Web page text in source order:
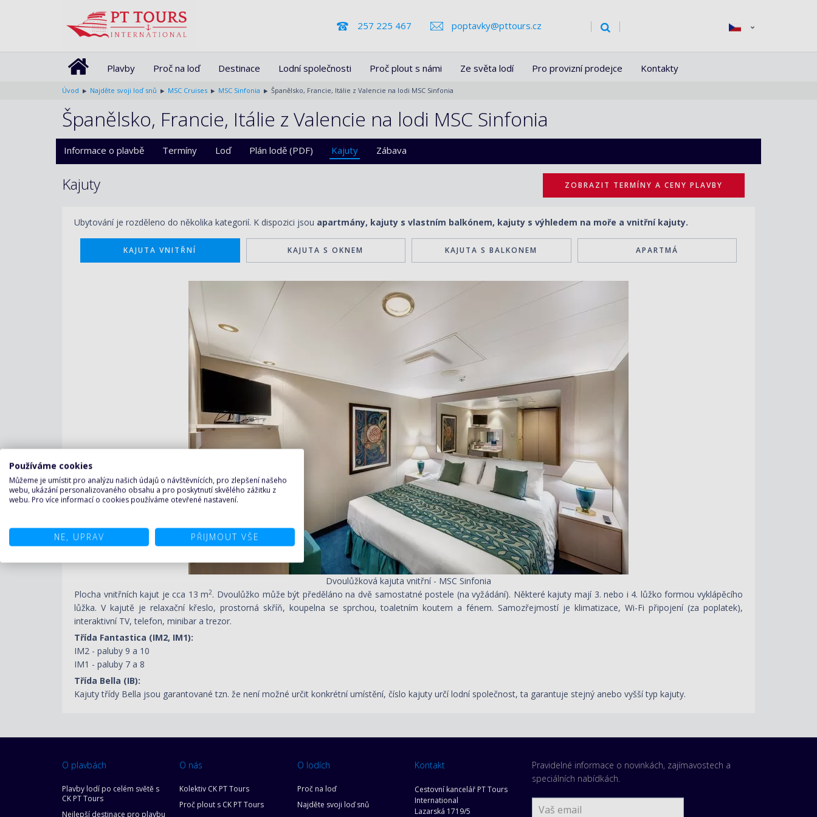
257 225 467 poptavky@pttours.cz
Plavby Proč na loď Destinace Lodní společnosti Proč plout s námi Ze světa lodí Pro provizní prodejce Kontakty
Úvod Najděte svoji loď snů MSC Cruises MSC Sinfonia Španělsko, Francie, Itálie z Valencie na lodi MSC Sinfonia
Španělsko, Francie, Itálie z Valencie na lodi MSC Sinfonia
Informace o plavbě Termíny Loď Plán lodě (PDF) Kajuty Zábava
Kajuty ZOBRAZIT TERMÍNY A CENY PLAVBY
Ubytování je rozděleno do několika kategorií. K dispozici jsou apartmány, kajuty s vlastním balkónem, kajuty s výhledem na moře a vnitřní kajuty.
KAJUTA VNITŘNÍ KAJUTA S OKNEM KAJUTA S BALKONEM APARTMÁ
Dvoulůžková kajuta vnitřní - MSC Sinfonia
Plocha vnitřních kajut je cca 13 m2. Dvoulůžko může být předěláno na dvě samostatné postele (na vyžádání). Některé kajuty mají 3. nebo i 4. lůžko formou vyklápěcího
lůžka. V kajutě je relaxační křeslo, prostorná skříň, koupelna se sprchou, toaletním koutem a fénem. Samozřejmostí je klimatizace, Wi-Fi připojení (za poplatek),
interaktivní TV, telefon, minibar a trezor.
Třída Fantastica (IM2, IM1):
IM2 - paluby 9 a 10
IM1 - paluby 7 a 8
Třída Bella (IB):
Kajuty třídy Bella jsou garantované tzn. že není možné určit konkrétní umístění, číslo kajuty určí lodní společnost, ta garantuje stejný anebo vyšší typ kajuty.
O plavbách
Plavby lodí po celém světě s
CK PT Tours
Nejlepší destinace pro plavbu
O nás
Kolektiv CK PT Tours
Proč plout s CK PT Tours
O lodích
Proč na loď
Najděte svoji loď snů
Kontakt
Cestovní kancelář PT Tours
International
Lazarská 1719/5
Pravidelné informace o novinkách, zajímavostech a
speciálních nabídkách.
Používáme cookies
Můžeme je umístit pro analýzu našich údajů o návštěvnících, pro zlepšení našeho
webu, ukázání personalizovaného obsahu a pro poskytnutí skvělého zážitku z
webu. Pro více informací o cookies používáme otevřené nastavení.
NE, UPRAV PŘIJMOUT VŠE